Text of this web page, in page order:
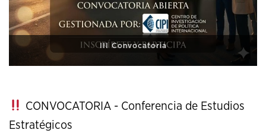
XI Conference on Strategic Studies
CONVOCATORIA - Conferencia de Estudios
Estratégicos